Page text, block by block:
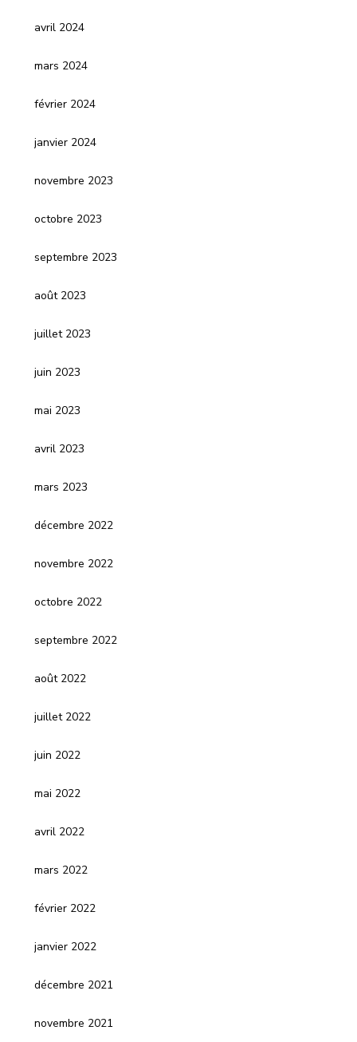
avril 2024
mars 2024
février 2024
janvier 2024
novembre 2023
octobre 2023
septembre 2023
août 2023
juillet 2023
juin 2023
mai 2023
avril 2023
mars 2023
décembre 2022
novembre 2022
octobre 2022
septembre 2022
août 2022
juillet 2022
juin 2022
mai 2022
avril 2022
mars 2022
février 2022
janvier 2022
décembre 2021
novembre 2021